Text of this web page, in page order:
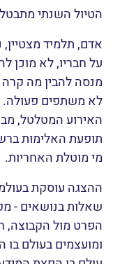
הטיול השנתי
אדם, תלמיד
על חבריו, לא מוכן
מנסה להבין מה קרה
לא משתפים
האירוע המטלטל,
תופעת האלימות
מי מוטלת האחריות.
ההצגה עוסקת
שאלות בנושאים -
הפרט מול הקבוצה,
ומועצמים בעולם